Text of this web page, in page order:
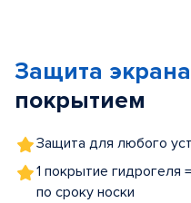
5
Защита экрана
покрытием
Защита для любого
1 покрытие гидрогеля
по сроку носки